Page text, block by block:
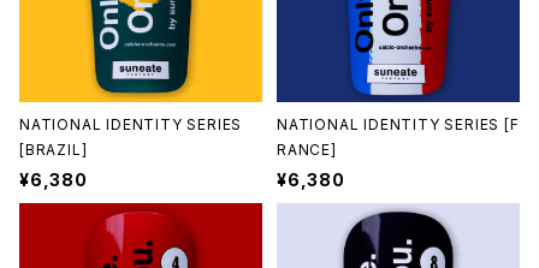
NATIONAL IDENTITY SERIES
[BRAZIL]
¥6,380
NATIONAL IDENTITY SERIES [F
RANCE]
¥6,380